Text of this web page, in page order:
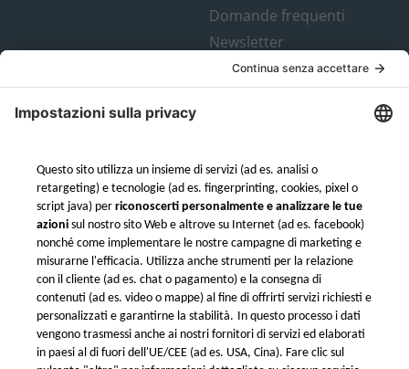
Domande frequenti
Newsletter
Chi siamo
Chi siamo
Motore di Quotazione
Istantanea
Garanzia e controllo
qualità
Spedizioni internazionali
Termini e condizioni
Termini e condizioni del
Programma fedeltà di
Xometry
Contatto in Italia
Servizio di assistenza in
tempo reale: 08:00 – 16:00